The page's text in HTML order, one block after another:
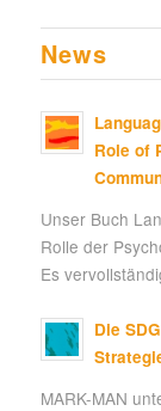
News
Role of
Unser Buch
Rolle der
Es
Die
MARK-MAN